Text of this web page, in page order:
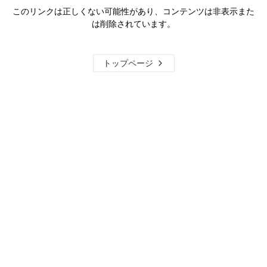
このリンクは正しくない可能性があり、コンテンツは非表示また
は削除されています。
トップページ